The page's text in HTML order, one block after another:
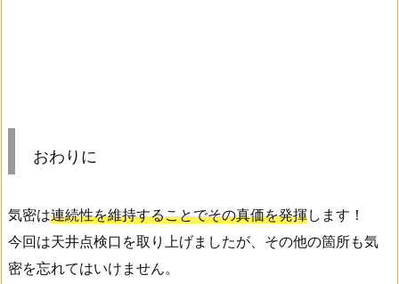
おわりに
気密は連続性を維持することでその真価を発揮します！
今回は天井点検口を取り上げましたが、その他の箇所も気
密を忘れてはいけません。